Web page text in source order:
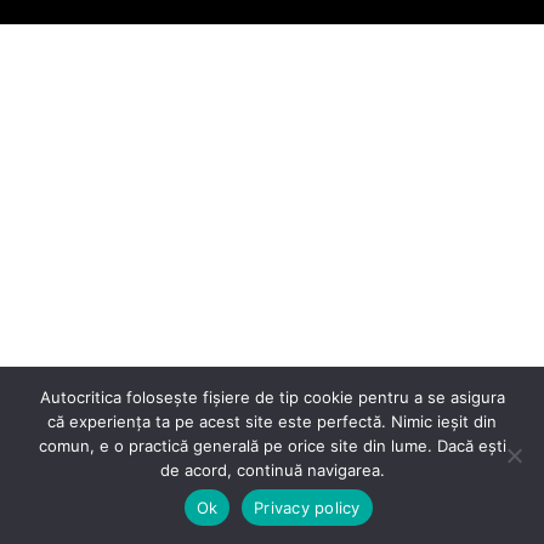
Autocritica folosește fișiere de tip cookie pentru a se asigura
că experiența ta pe acest site este perfectă. Nimic ieșit din
comun, e o practică generală pe orice site din lume. Dacă ești
de acord, continuă navigarea.
Ok
Privacy policy